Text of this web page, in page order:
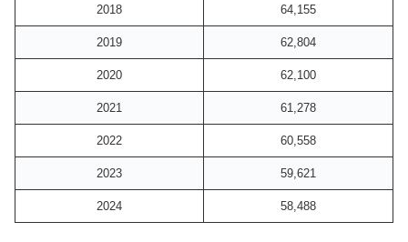
2018 64,155
2019 62,804
2020 62,100
2021 61,278
2022 60,558
2023 59,621
2024 58,488